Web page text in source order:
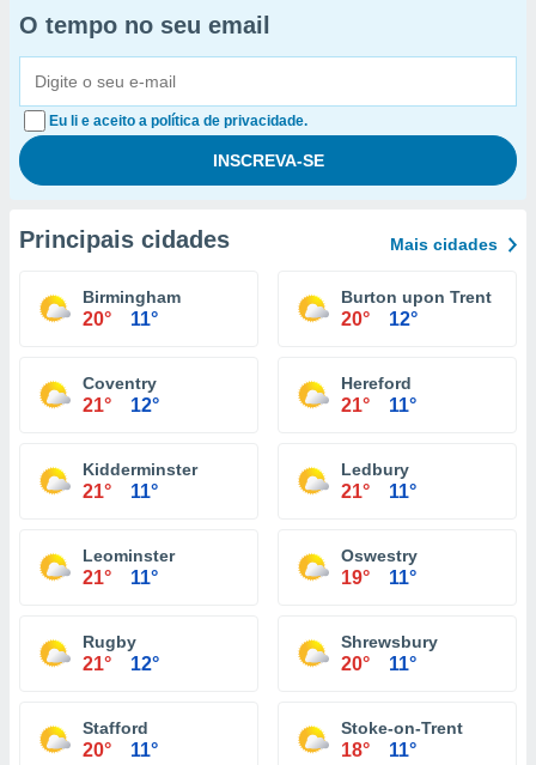
O tempo no seu email
Eu li e aceito a política de privacidade.
Principais cidades Mais cidades
Birmingham
20° 11°
Burton upon Trent
20° 12°
Coventry
21° 12°
Hereford
21° 11°
Kidderminster
21° 11°
Ledbury
21° 11°
Leominster
21° 11°
Oswestry
19° 11°
Rugby
21° 12°
Shrewsbury
20° 11°
Stafford
20° 11°
Stoke-on-Trent
18° 11°